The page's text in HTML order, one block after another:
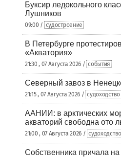
Буксир ледокольного
Лушников
09:00 / судостроение
В Петербурге
«Акватория»
21:30 , 07 Августа 2026 / события
Северный завоз в
21:15 , 07 Августа 2026 / судоходство
ААНИИ: в арктических
акваторий свободна ото
21:00 , 07 Августа 2026 / судоходство
Собственника причала